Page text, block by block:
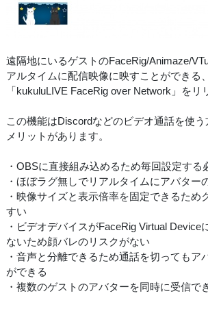
遠隔地にいるゲストのFaceRig/Animaze/
アルタイムに配信映像に映すことができる、
「kukuluLIVE FaceRig over Network」をリ
この機能はDiscordなどのビデオ通話を使
メリットがあります。
・OBSに直接組み込めるため毎回設定する
・ほぼラグ無しでリアルタイムにアバター
・映像サイズと表示倍率を固定できるため
すい
・ビデオデバイスがFaceRig Virtual Device
ないため顔バレのリスクがない
・音声と分離できるため通話を切ってもア
ができる
・複数のゲストのアバターを同時に受信で